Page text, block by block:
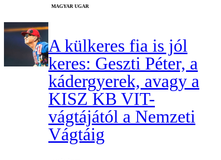
MAGYAR UGAR
A külkeres fia is jól
keres: Geszti Péter, a
kádergyerek, avagy a
KISZ KB VIT-
vágtájától a Nemzeti
Vágtáig